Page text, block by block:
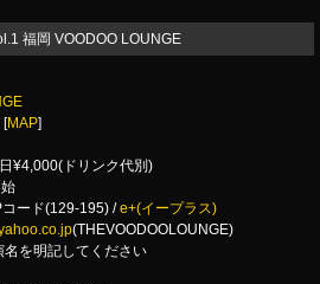
福岡 VOODOO LOUNGE
[MAP]
¥4,000(ドリンク代別)
コード(129-195) /e+(イープラス)
(THEVOODOOLOUNGE)
を明記してください